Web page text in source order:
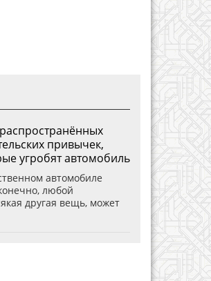
привычек,
угробят автомобиль
автомобиле
любой
другая вещь, может